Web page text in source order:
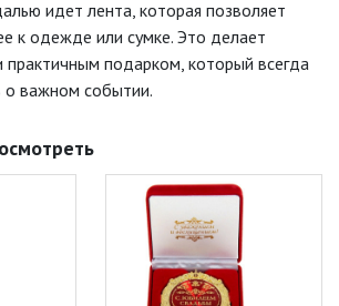
идет лента, которая позволяет
к одежде или сумке. Это делает
подарком, который всегда
о важном событии.